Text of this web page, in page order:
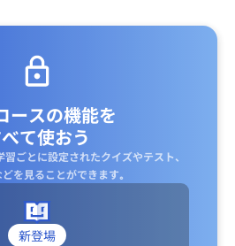
ースの機能を
て使おう
ごとに設定されたクイズやテスト、
を見ることができます｡
新登場